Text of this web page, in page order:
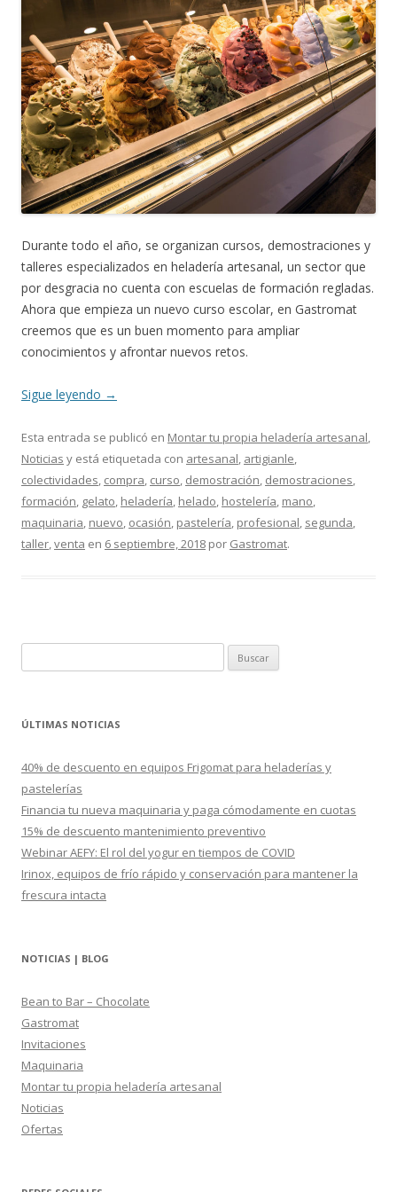
Durante todo el año, se organizan cursos, demostraciones y
talleres especializados en heladería artesanal, un sector que
por desgracia no cuenta con escuelas de formación regladas.
Ahora que empieza un nuevo curso escolar, en Gastromat
creemos que es un buen momento para ampliar
conocimientos y afrontar nuevos retos.
Sigue leyendo →
Esta entrada se publicó en Montar tu propia heladería artesanal,
Noticias y está etiquetada con artesanal, artigianle,
colectividades, compra, curso, demostración, demostraciones,
formación, gelato, heladería, helado, hostelería, mano,
maquinaria, nuevo, ocasión, pastelería, profesional, segunda,
taller,venta en 6 septiembre, 2018 por Gastromat.
u
c
r
ÚLTIMAS NOTICIAS
40% de descuento en equipos Frigomat para heladerías y
pastelerías
Financia tu nueva maquinaria y paga cómodamente en cuotas
15% de descuento mantenimiento preventivo
Webinar AEFY: El rol del yogur en tiempos de COVID
Irinox, equipos de frío rápido y conservación para mantener la
frescura intacta
NOTICIAS | BLOG
Bean to Bar – Chocolate
Gastromat
Invitaciones
Maquinaria
Montar tu propia heladería artesanal
Noticias
Ofertas